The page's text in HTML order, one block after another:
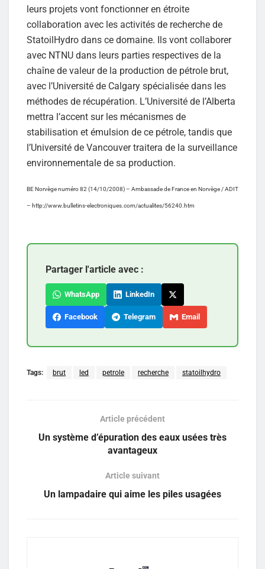
leurs projets vont fonctionner en étroite
collaboration avec les activités de recherche de
StatoilHydro dans ce domaine. Ils vont collaborer
avec NTNU dans leurs parties respectives de la
chaîne de valeur de la production de pétrole brut,
avec l’Université de Calgary spécialisée dans les
méthodes de récupération. L’Université de l’Alberta
mettra l’accent sur les mécanismes de
stabilisation et émulsion de ce pétrole, tandis que
l’Université de Vancouver traitera de la surveillance
environnementale de sa production.
BE Norvège numéro 82 (14/10/2008) – Ambassade de France en Norvège / ADIT
– http://www.bulletins-electroniques.com/actualites/56240.htm
Partager l'article avec :
WhatsApp LinkedIn
Facebook Telegram Email
Tags: brut led petrole recherche statoilhydro
Article précédent
Un système d’épuration des eaux usées très
avantageux
Article suivant
Un lampadaire qui aime les piles usagées